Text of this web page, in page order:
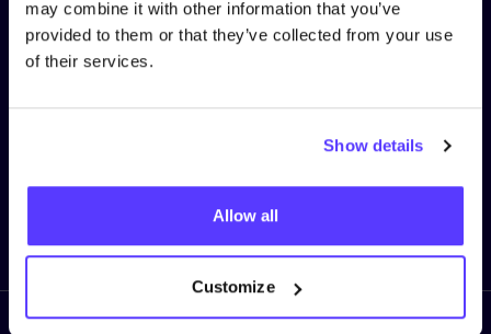
may combine it with other information that you’ve
provided to them or that they’ve collected from your use
of their services.
Show details
Allow all
Customize
Voornaam*